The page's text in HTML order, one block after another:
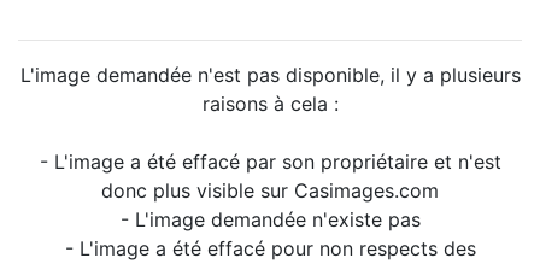
L'image demandée n'est pas disponible, il y a plusieurs
raisons à cela :
- L'image a été effacé par son propriétaire et n'est
donc plus visible sur Casimages.com
- L'image demandée n'existe pas
- L'image a été effacé pour non respects des